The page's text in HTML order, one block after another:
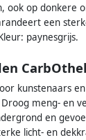
ook op donkere
een
paynesgrijs.
kunstenaars
meng- en
en
licht- en